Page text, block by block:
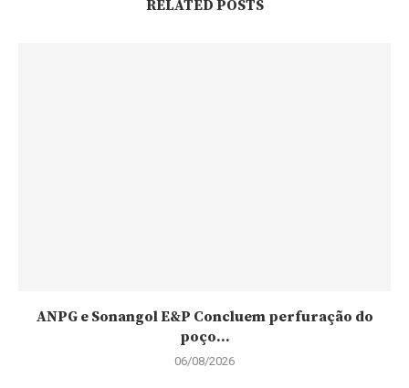
RELATED POSTS
ANPG e Sonangol E&P Concluem perfuração do
poço...
06/08/2026